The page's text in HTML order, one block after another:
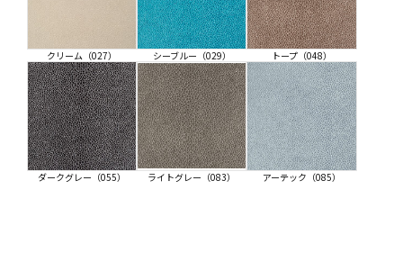
クリーム（027） シーブルー（029） トープ（048）
ダークグレー（055） ライトグレー（083） アーテック（085）